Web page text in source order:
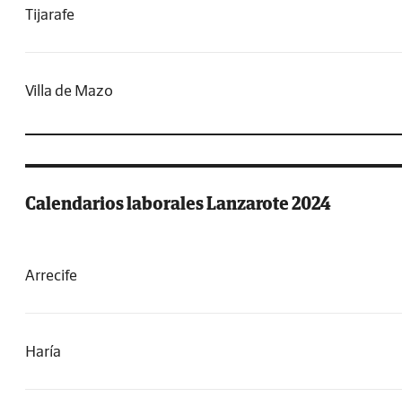
Tijarafe
Villa de Mazo
Calendarios laborales Lanzarote 2024
Arrecife
Haría